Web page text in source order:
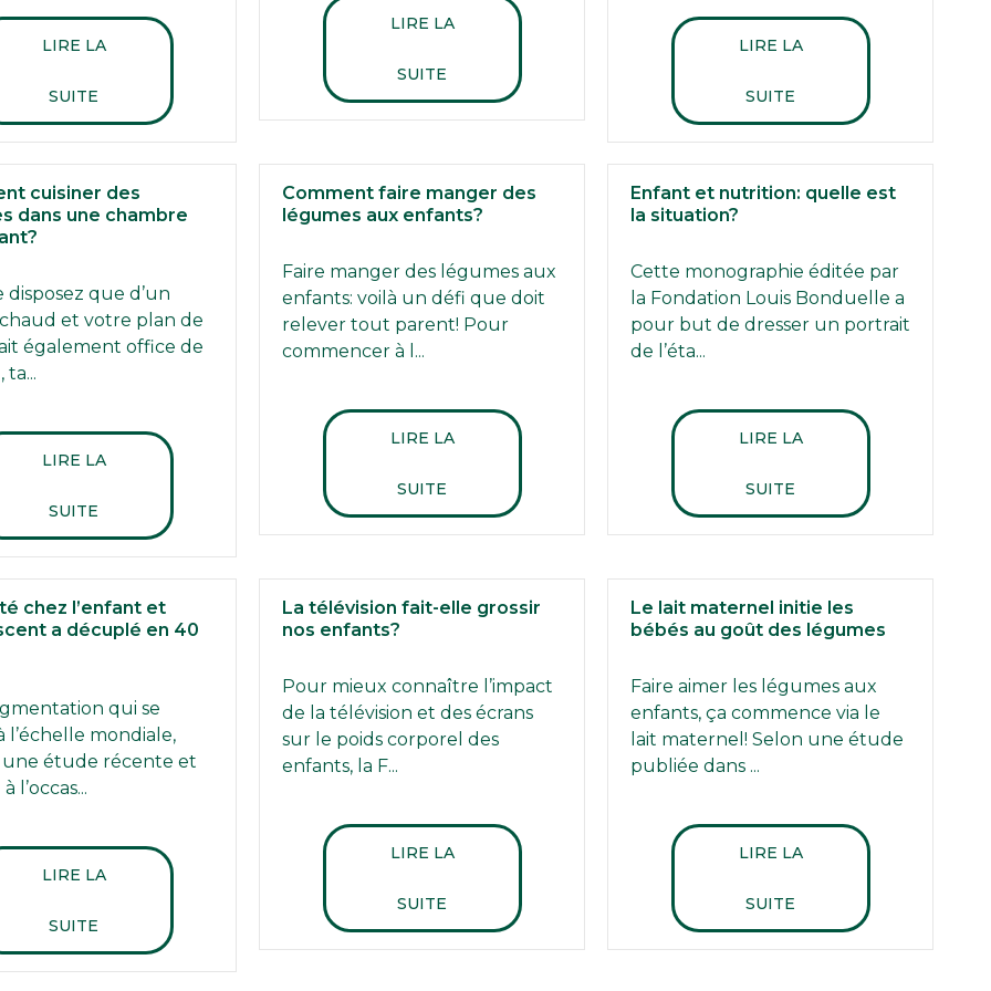
LIRE LA
SUITE
LIRE LA
SUITE
LIRE LA
SUITE
cuisiner des
dans une chambre
disposez que d’un
et votre plan de
également office de
LIRE LA
SUITE
Comment faire manger des
légumes aux enfants?
Faire manger des légumes aux
enfants: voilà un défi que doit
relever tout parent! Pour
commencer à l...
LIRE LA
SUITE
Enfant et nutrition: quelle est
la situation?
Cette monographie éditée par
la Fondation Louis Bonduelle a
pour but de dresser un portrait
de l’éta...
LIRE LA
SUITE
chez l’enfant et
a décuplé en 40
qui se
l’échelle mondiale,
une étude récente et
l’occas...
LIRE LA
SUITE
La télévision fait-elle grossir
nos enfants?
Pour mieux connaître l’impact
de la télévision et des écrans
sur le poids corporel des
enfants, la F...
LIRE LA
SUITE
Le lait maternel initie les
bébés au goût des légumes
Faire aimer les légumes aux
enfants, ça commence via le
lait maternel! Selon une étude
publiée dans ...
LIRE LA
SUITE